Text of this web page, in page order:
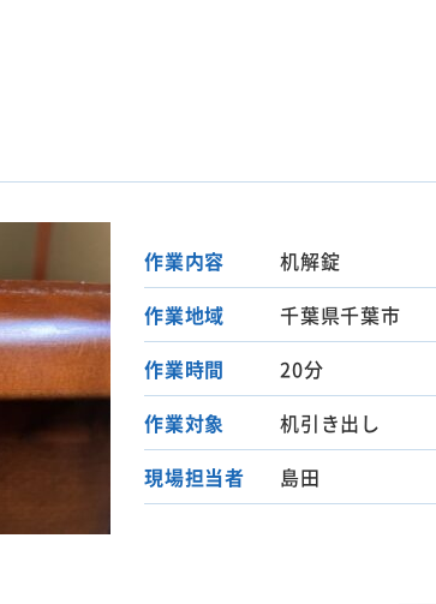
作業内容
机解錠
作業地域
千葉県千葉市
作業時間
20分
作業対象
机引き出し
現場担当者
島田